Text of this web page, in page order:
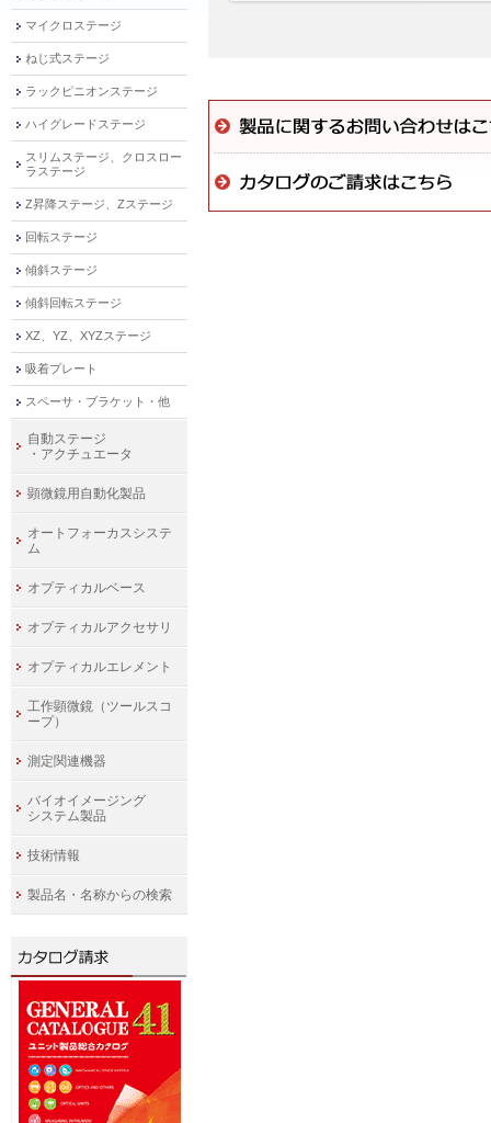
マイクロステージ
ねじ式ステージ
ラックピニオンステージ
ハイグレードステージ
スリムステージ、クロスロー
ラステージ
Z昇降ステージ、Zステージ
回転ステージ
傾斜ステージ
傾斜回転ステージ
XZ、YZ、XYZステージ
吸着プレート
スペーサ・ブラケット・他
自動ステージ
・アクチュエータ
顕微鏡用自動化製品
オートフォーカスシステ
ム
オプティカルベース
オプティカルアクセサリ
オプティカルエレメント
工作顕微鏡（ツールスコ
ープ）
測定関連機器
バイオイメージング
システム製品
技術情報
製品名・名称からの検索